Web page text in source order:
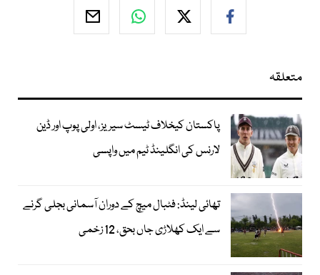
متعلقہ
پاکستان کیخلاف ٹیسٹ سیریز، اولی پوپ اور ڈین
لارنس کی انگلینڈ ٹیم میں واپسی
تھائی لینڈ: فٹبال میچ کے دوران آسمانی بجلی گرنے
سے ایک کھلاڑی جاں بحق، 12 زخمی